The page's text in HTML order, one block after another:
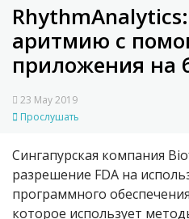
аритмию с
приложения на
23 May 2019
Прослушать
Сингапурская компания
разрешение FDA на
программного
которое использует